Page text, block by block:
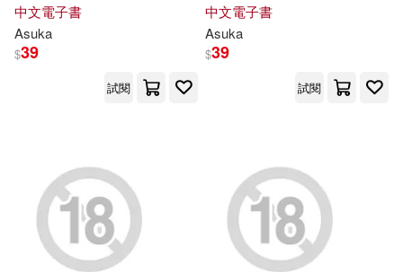
中文電子書
Asuka
$39
試閱
中文電子書
Asuka
$39
試閱